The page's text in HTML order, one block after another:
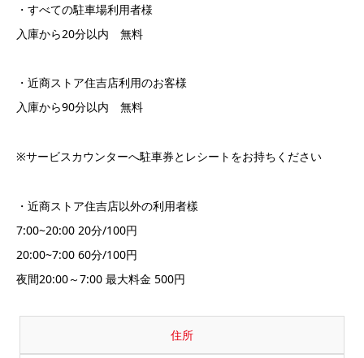
・すべての駐車場利用者様
入庫から20分以内 無料
・近商ストア住吉店利用のお客様
入庫から90分以内 無料
※サービスカウンターへ駐車券とレシートをお持ちください
・近商ストア住吉店以外の利用者樣
7:00~20:00 20分/100円
20:00~7:00 60分/100円
夜間20:00～7:00 最大料金 500円
住所